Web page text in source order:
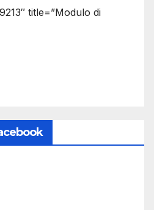
title=”Modulo di